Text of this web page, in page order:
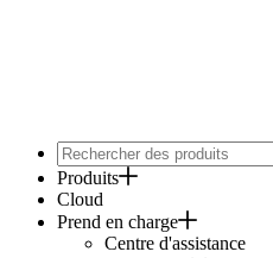
Produits
Cloud
Prend en charge
Centre d'assistance